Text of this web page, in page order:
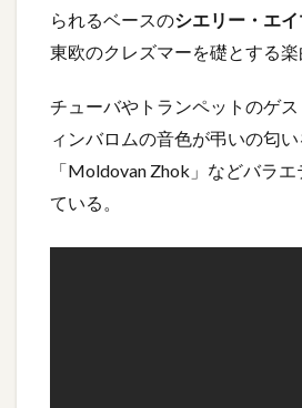
られるベースのシエリー・エ
東欧のクレズマーを礎とする
チューバやトランペットのゲ
ィンバロムの音色が弔いの匂
「Moldovan Zhok」などバラ
ている。